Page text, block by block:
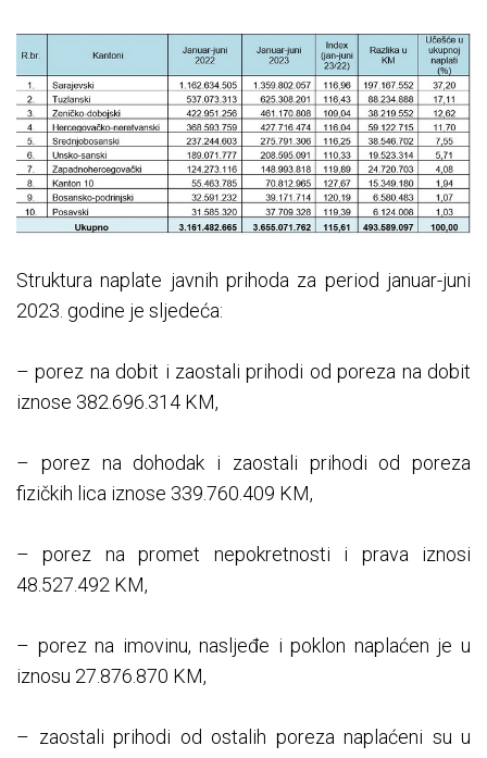
Struktura naplate javnih prihoda za period januar-juni
2023. godine je sljedeća:
– porez na dobit i zaostali prihodi od poreza na dobit
iznose 382.696.314 KM,
– porez na dohodak i zaostali prihodi od poreza
fizičkih lica iznose 339.760.409 KM,
– porez na promet nepokretnosti i prava iznosi
48.527.492 KM,
– porez na imovinu, nasljeđe i poklon naplaćen je u
iznosu 27.876.870 KM,
– zaostali prihodi od ostalih poreza naplaćeni su u